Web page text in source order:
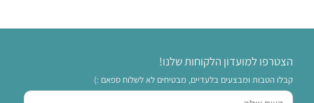
הצטרפו למועדון הלקוחות שלנו!
קבלו הטבות ומבצעים בלעדיים, מבטיחים לא לשלוח ספאם :)